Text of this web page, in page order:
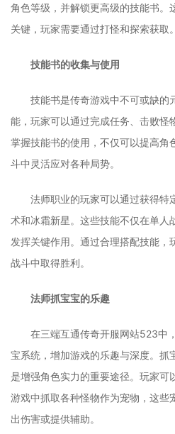
角色等级，并解锁更高级的技能书。
关键，玩家需要通过打怪和探索获取。
技能书的收集与使用
技能书是传奇游戏中不可或缺的
能，玩家可以通过完成任务、击败怪
掌握技能书的使用，不仅可以提高角
斗中灵活应对各种局势。
法师职业的玩家可以通过获得特
术和冰霜新星。这些技能不仅在单人
发挥关键作用。通过合理搭配技能，
战斗中取得胜利。
法师抓宝宝的乐趣
在三端互通传奇开服网站523中
宝系统，增加游戏的乐趣与深度。抓
是增强角色实力的重要途径。玩家可
游戏中抓取各种怪物作为宠物，这些
出伤害或提供辅助。